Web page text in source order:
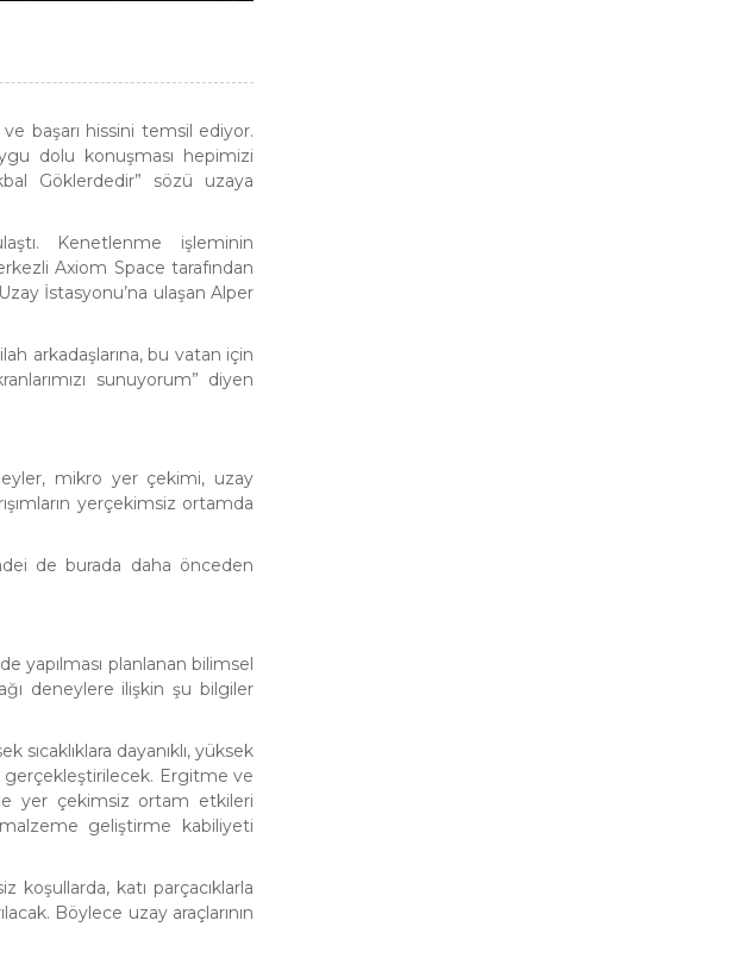
başarı hissini temsil ediyor.
dolu konuşması hepimizi
Göklerdedir” sözü uzaya
Kenetlenme işleminin
Axiom Space tarafından
İstasyonu’na ulaşan Alper
arkadaşlarına, bu vatan için
sunuyorum” diyen
mikro yer çekimi, uzay
yerçekimsiz ortamda
de burada daha önceden
yapılması planlanan bilimsel
deneylere ilişkin şu bilgiler
dayanıklı, yüksek
gerçekleştirilecek. Ergitme ve
yer çekimsiz ortam etkileri
malzeme geliştirme kabiliyeti
katı parçacıklarla
Böylece uzay araçlarının